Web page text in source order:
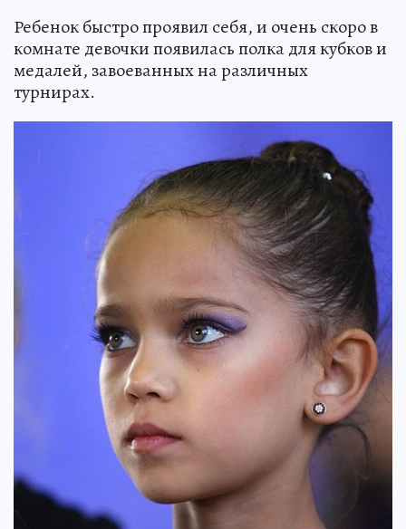
Ребенок быстро проявил себя, и очень скоро в
комнате девочки появилась полка для кубков и
медалей, завоеванных на различных
турнирах.